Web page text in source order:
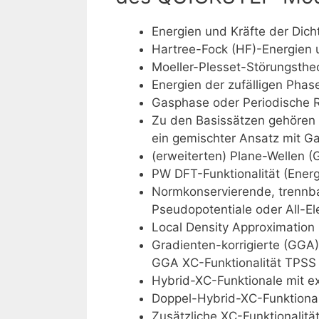
Energien und Kräfte der
Hartree-Fock (HF)-Energien
Moeller-Plesset-
Energien der zufälligen
Gasphase oder Periodische
Zu den Basissätzen
ein gemischter Ansatz mit
(erweiterten) Plane-Wellen
PW DFT-Funktionalität
Normkonservierende,
Pseudopotentiale oder All-
Local Density Approximation
Gradienten-korrigierte
GGA XC-Funktionalität TPSS
Hybrid-XC-Funktionale mit
Doppel-Hybrid-XC-
Zusätzliche XC-